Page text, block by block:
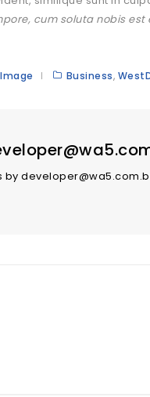
cum soluta nobis
Image Business,
by